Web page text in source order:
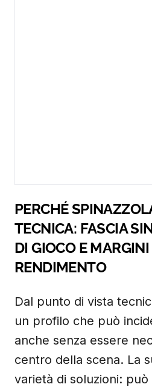
PERCHÉ
TECNICA: FASCIA
DI GIOCO E MARGINI
RENDIMENTO
Dal punto di vista
un profilo che può
anche senza essere
centro della scena. La
varietà di soluzioni: